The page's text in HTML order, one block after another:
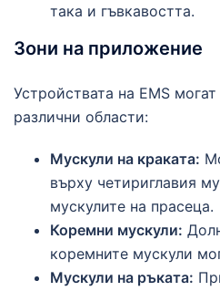
така и гъвкавостта.
Зони на приложение
Устройствата на EMS
различни области:
Мускули на краката:
върху четириглавия
мускулите на прасеца.
Коремни мускули:
коремните мускули
Мускули на ръката: